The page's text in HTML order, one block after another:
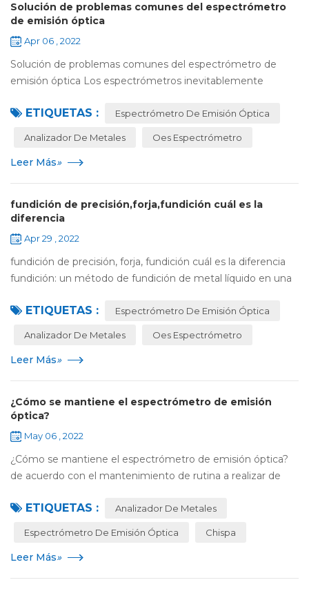
Solución de problemas comunes del espectrómetro
de emisión óptica
Apr 06 , 2022
Solución de problemas comunes del espectrómetro de
emisión óptica Los espectrómetros inevitablemente
instrumentos, a menudo carecen de los conocimientos n...
ETIQUETAS : Espectrómetro De Emisión Óptica
Analizador De Metales Oes Espectrómetro
Leer Más»
fundición de precisión,forja,fundición cuál es la
diferencia
Apr 29 , 2022
fundición de precisión, forja, fundición cuál es la diferencia
fundición: un método de fundición de metal líquido en una
pieza y enfriamiento y so...
ETIQUETAS : Espectrómetro De Emisión Óptica
Analizador De Metales Oes Espectrómetro
Leer Más»
¿Cómo se mantiene el espectrómetro de emisión
óptica?
May 06 , 2022
¿Cómo se mantiene el espectrómetro de emisión óptica?
de acuerdo con el mantenimiento de rutina a realizar de
instrumento, los elementos principales ...
ETIQUETAS : Analizador De Metales
Espectrómetro De Emisión Óptica Chispa
Leer Más»